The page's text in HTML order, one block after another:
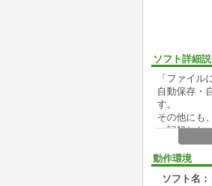
ソフト詳細説
「ファイル
自動保存・
す。
その他にも、
・記録した
・指定し
・メモの先
など、多く
動作環境
ソフト名：